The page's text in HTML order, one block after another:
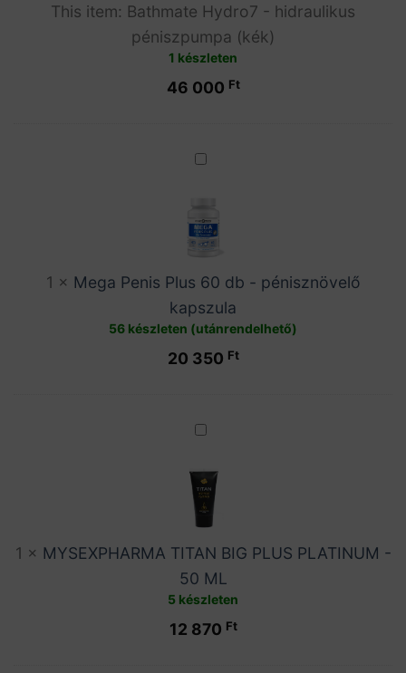
This item: Bathmate Hydro7 - hidraulikus
péniszpumpa (kék)
1 készleten
46 000 Ft
Mega
Plus
60
db
pénisznövelő
kapszula
1 × Mega Penis Plus 60 db - pénisznövelő
kapszula
56 készleten (utánrendelhető)
20 350 Ft
MYSEXPHARMA
BIG
PLUS
PLATINUM
50
ML
1 × MYSEXPHARMA TITAN BIG PLUS PLATINUM -
50 ML
5 készleten
12 870 Ft